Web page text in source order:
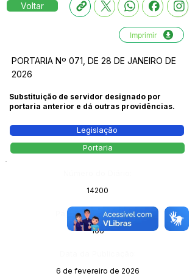
Voltar
Imprimir
PORTARIA Nº 071, DE 28 DE JANEIRO DE
2026
Substituição de servidor designado por
portaria anterior e dá outras providências.
Legislação
Portaria
14200
Página da Publicação:
166
6 de fevereiro de 2026